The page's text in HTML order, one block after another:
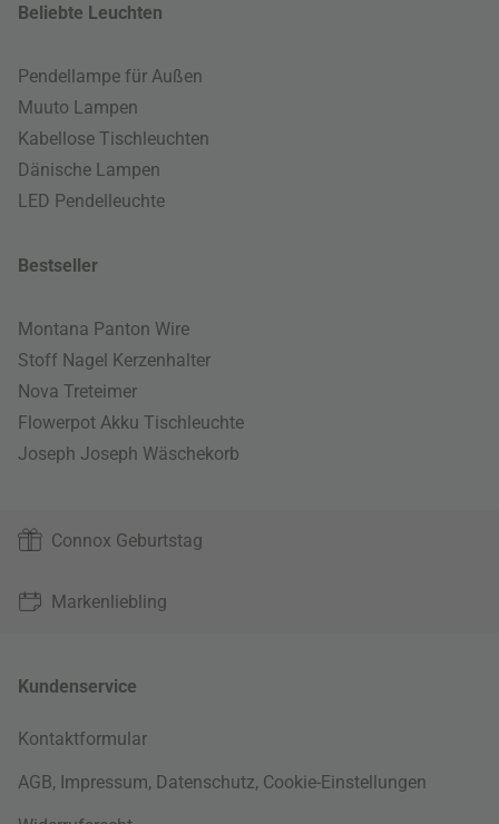
Beliebte Leuchten
Pendellampe für Außen
Muuto Lampen
Kabellose Tischleuchten
Dänische Lampen
LED Pendelleuchte
Bestseller
Montana Panton Wire
Stoff Nagel Kerzenhalter
Nova Treteimer
Flowerpot Akku Tischleuchte
Joseph Joseph Wäschekorb
Connox Geburtstag
Markenliebling
Kundenservice
Kontaktformular
AGB, Impressum, Datenschutz, Cookie-Einstellungen